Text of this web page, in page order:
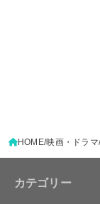
HOME 映画・ドラマ
カテゴリー